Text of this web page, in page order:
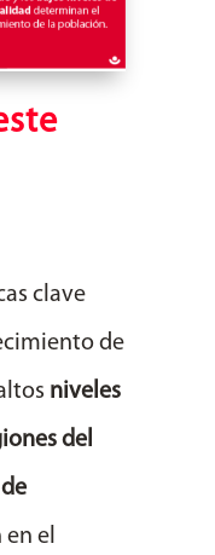
clave
de
niveles
del
en el